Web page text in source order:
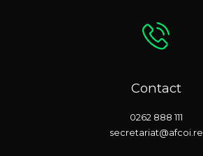
Contact
0262 888 111
secretariat@afcoi.re